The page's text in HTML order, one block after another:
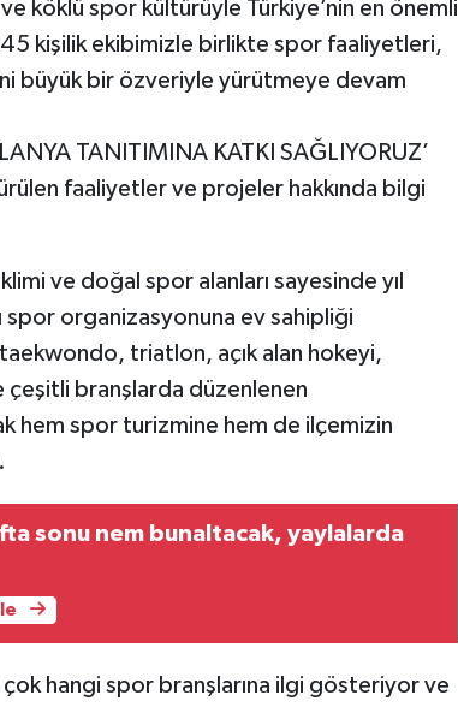
köklü spor kültürüyle Türkiye’nin en önemli
kişilik ekibimizle birlikte spor faaliyetleri,
büyük bir özveriyle yürütmeye devam
TANITIMINA KATKI SAĞLIYORUZ’
faaliyetler ve projeler hakkında bilgi
ve doğal spor alanları sayesinde yıl
spor organizasyonuna ev sahipliği
triatlon, açık alan hokeyi,
branşlarda düzenlenen
hem spor turizmine hem de ilçemizin
sonu nem bunaltacak, yaylalarda
hangi spor branşlarına ilgi gösteriyor ve